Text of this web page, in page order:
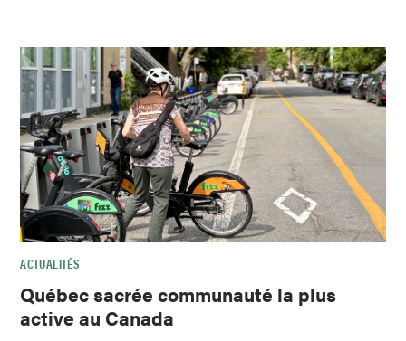
ACTUALITÉS
Québec sacrée communauté la plus
active au Canada